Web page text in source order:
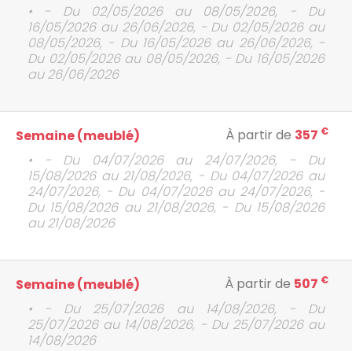
• - Du 02/05/2026 au 08/05/2026, - Du
16/05/2026 au 26/06/2026, - Du 02/05/2026 au
08/05/2026, - Du 16/05/2026 au 26/06/2026, -
Du 02/05/2026 au 08/05/2026, - Du 16/05/2026
au 26/06/2026
Semaine (meublé) À partir de 357 €
• - Du 04/07/2026 au 24/07/2026, - Du
15/08/2026 au 21/08/2026, - Du 04/07/2026 au
24/07/2026, - Du 04/07/2026 au 24/07/2026, -
Du 15/08/2026 au 21/08/2026, - Du 15/08/2026
au 21/08/2026
Semaine (meublé) À partir de 507 €
• - Du 25/07/2026 au 14/08/2026, - Du
25/07/2026 au 14/08/2026, - Du 25/07/2026 au
14/08/2026